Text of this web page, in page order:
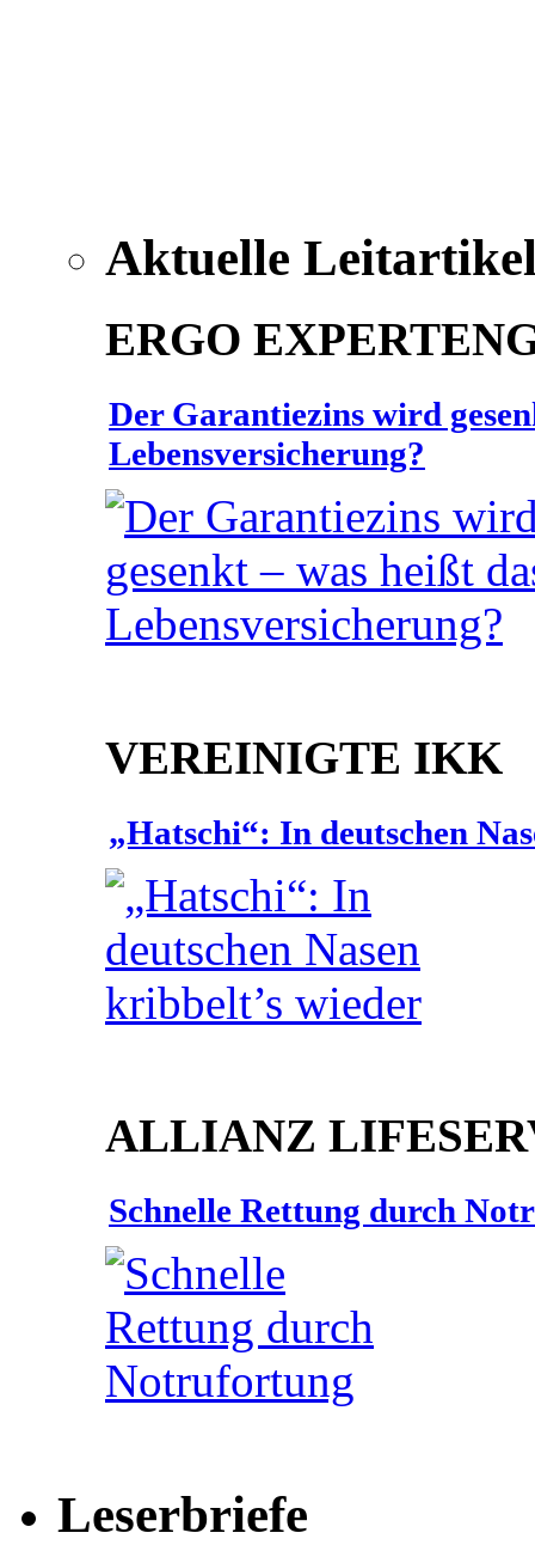
Aktuelle
ERGO
Der Garantiezins wird
Lebensversicherung?
VEREINIGTE IKK
„Hatschi“: In deutschen
ALLIANZ
Schnelle Rettung durch
Leserbriefe